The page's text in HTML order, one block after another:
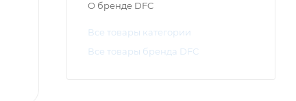
О бренде DFC
Все товары категории
Все товары бренда DFC